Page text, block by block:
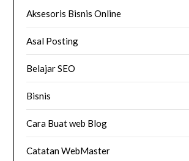
Aksesoris Bisnis Online
Asal Posting
Belajar SEO
Bisnis
Cara Buat web Blog
Catatan WebMaster